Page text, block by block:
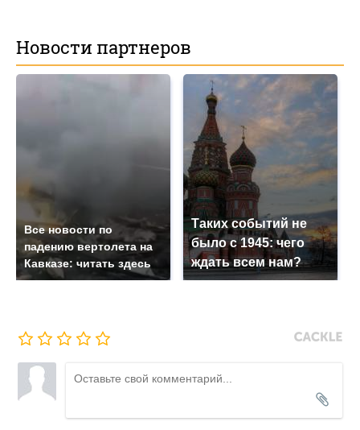
Новости партнеров
Все новости по
падению вертолета на
Кавказе: читать здесь
Таких событий не
было с 1945: чего
ждать всем нам?